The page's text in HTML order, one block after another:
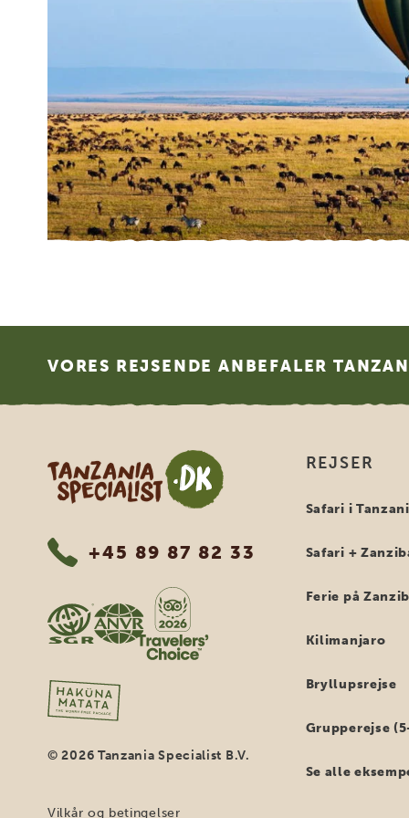
VORES REJSENDE ANBEFALER
Tanzania Specialist
+45 89 87 82 33
© 2026 Tanzania Specialist B.V.
Vilkår og betingelser
REJSER
Safari i
Safari +
Ferie på
Kilimanjaro
Bryllupsrejse
Grupperejse
Se alle